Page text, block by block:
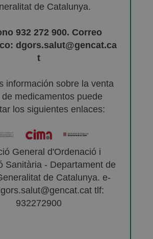
de Catalunya.
932 272 900. Correo
dgors.salut@gencat.ca
t
información sobre la venta
de medicamentos puede
los siguientes enlaces:
General d'Ordenació i
Sanitària - Departament de
de Catalunya. e-
tlf:
932272900